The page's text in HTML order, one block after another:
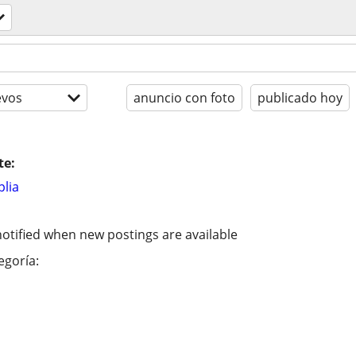
anuncio con foto publicado hoy
when new postings are available